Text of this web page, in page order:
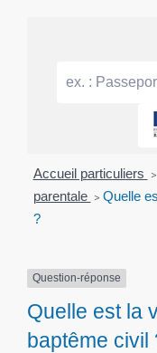
Accueil particuliers >
parentale > Quelle
?
Question-réponse
Quelle est la
baptême civil